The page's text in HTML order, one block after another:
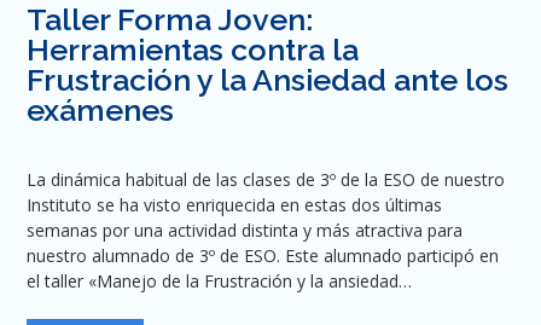
Taller Forma Joven:
Herramientas contra la
Frustración y la Ansiedad ante los
exámenes
La dinámica habitual de las clases de 3º de la ESO de nuestro
Instituto se ha visto enriquecida en estas dos últimas
semanas por una actividad distinta y más atractiva para
nuestro alumnado de 3º de ESO. Este alumnado participó en
el taller «Manejo de la Frustración y la ansiedad…